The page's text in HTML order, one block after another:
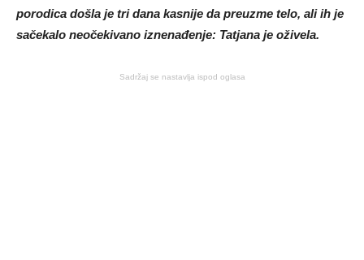
porodica došla je tri dana kasnije da preuzme telo, ali ih je
sačekalo neočekivano iznenađenje: Tatjana je oživela.
Sadržaj se nastavlja ispod oglasa